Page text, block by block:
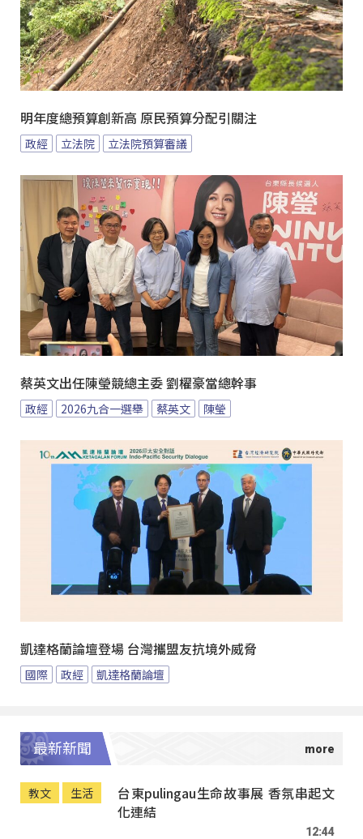
明年度總預算創新高 原民預算分配引關注
政經 立法院 立法院預算審議
蔡英文出任陳瑩競總主委 劉櫂豪當總幹事
政經 2026九合一選舉 蔡英文 陳瑩
凱達格蘭論壇登場 台灣攜盟友抗境外威脅
國際 政經 凱達格蘭論壇
最新新聞
教文 生活
台東pulingau生命故事展 香氛串起文
化連結
12:44